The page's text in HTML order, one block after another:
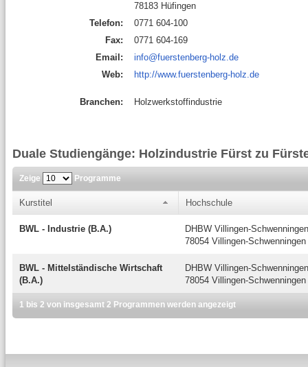
78183 Hüfingen
Telefon:
0771 604-100
Fax:
0771 604-169
Email:
info@fuerstenberg-holz.de
Web:
http://www.fuerstenberg-holz.de
Branchen: Holzwerkstoffindustrie
Duale Studiengänge: Holzindustrie Fürst zu
Zeige Programme
Kurstitel Hochschule
BWL - Industrie (B.A.)
DHBW Villingen-Schwenningen
78054 Villingen-Schwenningen
BWL - Mittelständische Wirtschaft
(B.A.)
DHBW Villingen-Schwenningen
78054 Villingen-Schwenningen
1 bis 2 von insgesamt 2 Programmen werden angezeigt